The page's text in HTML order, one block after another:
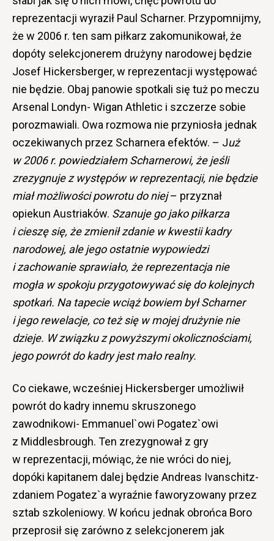
reprezentacji wyraził Paul Scharner. Przypomnijmy,
że w 2006 r. ten sam piłkarz zakomunikował, że
dopóty selekcjonerem drużyny narodowej będzie
Josef Hickersberger, w reprezentacji występować
nie będzie. Obaj panowie spotkali się tuż po meczu
Arsenal Londyn- Wigan Athletic i szczerze sobie
porozmawiali. Owa rozmowa nie przyniosła jednak
oczekiwanych przez Scharnera efektów. – Już
w 2006 r. powiedziałem Scharnerowi, że jeśli
zrezygnuje z występów w reprezentacji, nie będzie
miał możliwości powrotu do niej– przyznał
opiekun Austriaków. Szanuje go jako piłkarza
i cieszę się, że zmienił zdanie w kwestii kadry
narodowej, ale jego ostatnie wypowiedzi
i zachowanie sprawiało, że reprezentacja nie
mogła w spokoju przygotowywać się do kolejnych
spotkań. Na tapecie wciąż bowiem był Scharner
i jego rewelacje, co też się w mojej drużynie nie
dzieje. W związku z powyższymi okolicznościami,
jego powrót do kadry jest mało realny.
Co ciekawe, wcześniej Hickersberger umożliwił
powrót do kadry innemu skruszonego
zawodnikowi- Emmanuel`owi Pogatez`owi
z Middlesbrough. Ten zrezygnował z gry
w reprezentacji, mówiąc, że nie wróci do niej,
dopóki kapitanem dalej będzie Andreas Ivanschitz-
zdaniem Pogatez`a wyraźnie faworyzowany przez
sztab szkoleniowy. W końcu jednak obrońca Boro
przeprosił się zarówno z selekcjonerem jak